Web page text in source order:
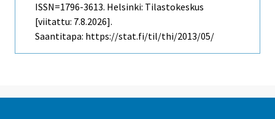
ISSN=1796-3613. Helsinki: Tilastokeskus
[viitattu: 7.8.2026].
Saantitapa: https://stat.fi/til/thi/2013/05/